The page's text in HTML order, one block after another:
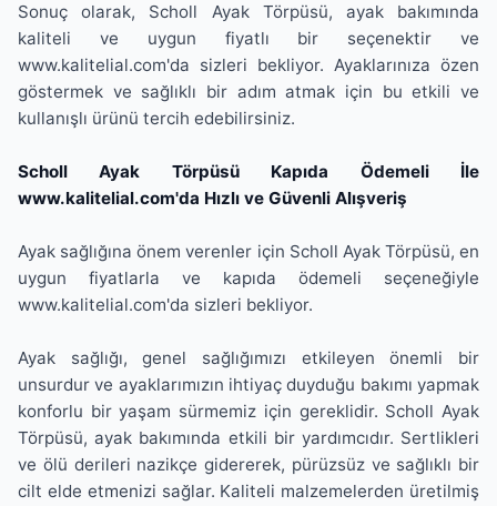
Sonuç olarak, Scholl Ayak Törpüsü, ayak bakımında
kaliteli ve uygun fiyatlı bir seçenektir ve
www.kalitelial.com'da sizleri bekliyor. Ayaklarınıza özen
göstermek ve sağlıklı bir adım atmak için bu etkili ve
kullanışlı ürünü tercih edebilirsiniz.
Scholl Ayak Törpüsü Kapıda Ödemeli İle
www.kalitelial.com'da Hızlı ve Güvenli Alışveriş
Ayak sağlığına önem verenler için Scholl Ayak Törpüsü, en
uygun fiyatlarla ve kapıda ödemeli seçeneğiyle
www.kalitelial.com'da sizleri bekliyor.
Ayak sağlığı, genel sağlığımızı etkileyen önemli bir
unsurdur ve ayaklarımızın ihtiyaç duyduğu bakımı yapmak
konforlu bir yaşam sürmemiz için gereklidir. Scholl Ayak
Törpüsü, ayak bakımında etkili bir yardımcıdır. Sertlikleri
ve ölü derileri nazikçe gidererek, pürüzsüz ve sağlıklı bir
cilt elde etmenizi sağlar. Kaliteli malzemelerden üretilmiş